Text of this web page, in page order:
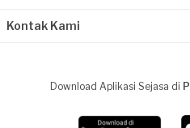
Kontak Kami
Download Aplikasi Sejasa di